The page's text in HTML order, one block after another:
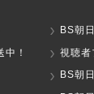
BS朝
！
視聴者
BS朝